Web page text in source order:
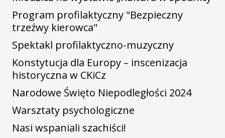
Program profilaktyczny "Bezpieczny
trzeźwy kierowca"
Spektakl profilaktyczno-muzyczny
Konstytucja dla Europy – inscenizacja
historyczna w CKiCz
Narodowe Święto Niepodległości 2024
Warsztaty psychologiczne
Nasi wspaniali szachiści!